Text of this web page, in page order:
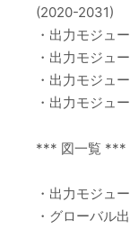
(2020-2031)
・出力モジュ
・出力モジュ
・出力モジュ
・出力モジュ
*** 図一覧 ***
・出力モジュ
・グローバル